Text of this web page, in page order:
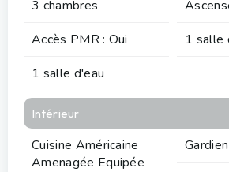
3 chambres
Accès PMR : Oui
1 salle
1 salle d'eau
Intérieur
Cuisine Américaine
Amenagée Equipée